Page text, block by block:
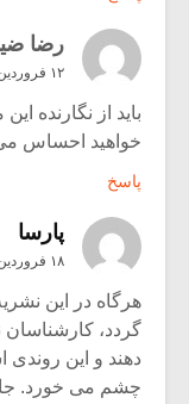
رضا
۱۲ فروردین ۱۳۹۱ در ۳:۰۱ ب٫ظ
باید از نگارنده
خواهید احساس می
پاسخ
پارسا
۱۸ فروردین ۱۳۹۱ در ۱۰:۴۲ ق٫ظ
هرگاه در این
گردد،
دهند و این
چشم می خورد.